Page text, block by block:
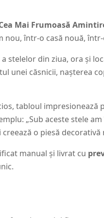
Mai Frumoasă
într-o casă nouă,
stelelor din ziua, ora și
unei căsnicii, nașterea
tabloul
„Sub aceste stele
o piesă decorativă
manual și livrat cu